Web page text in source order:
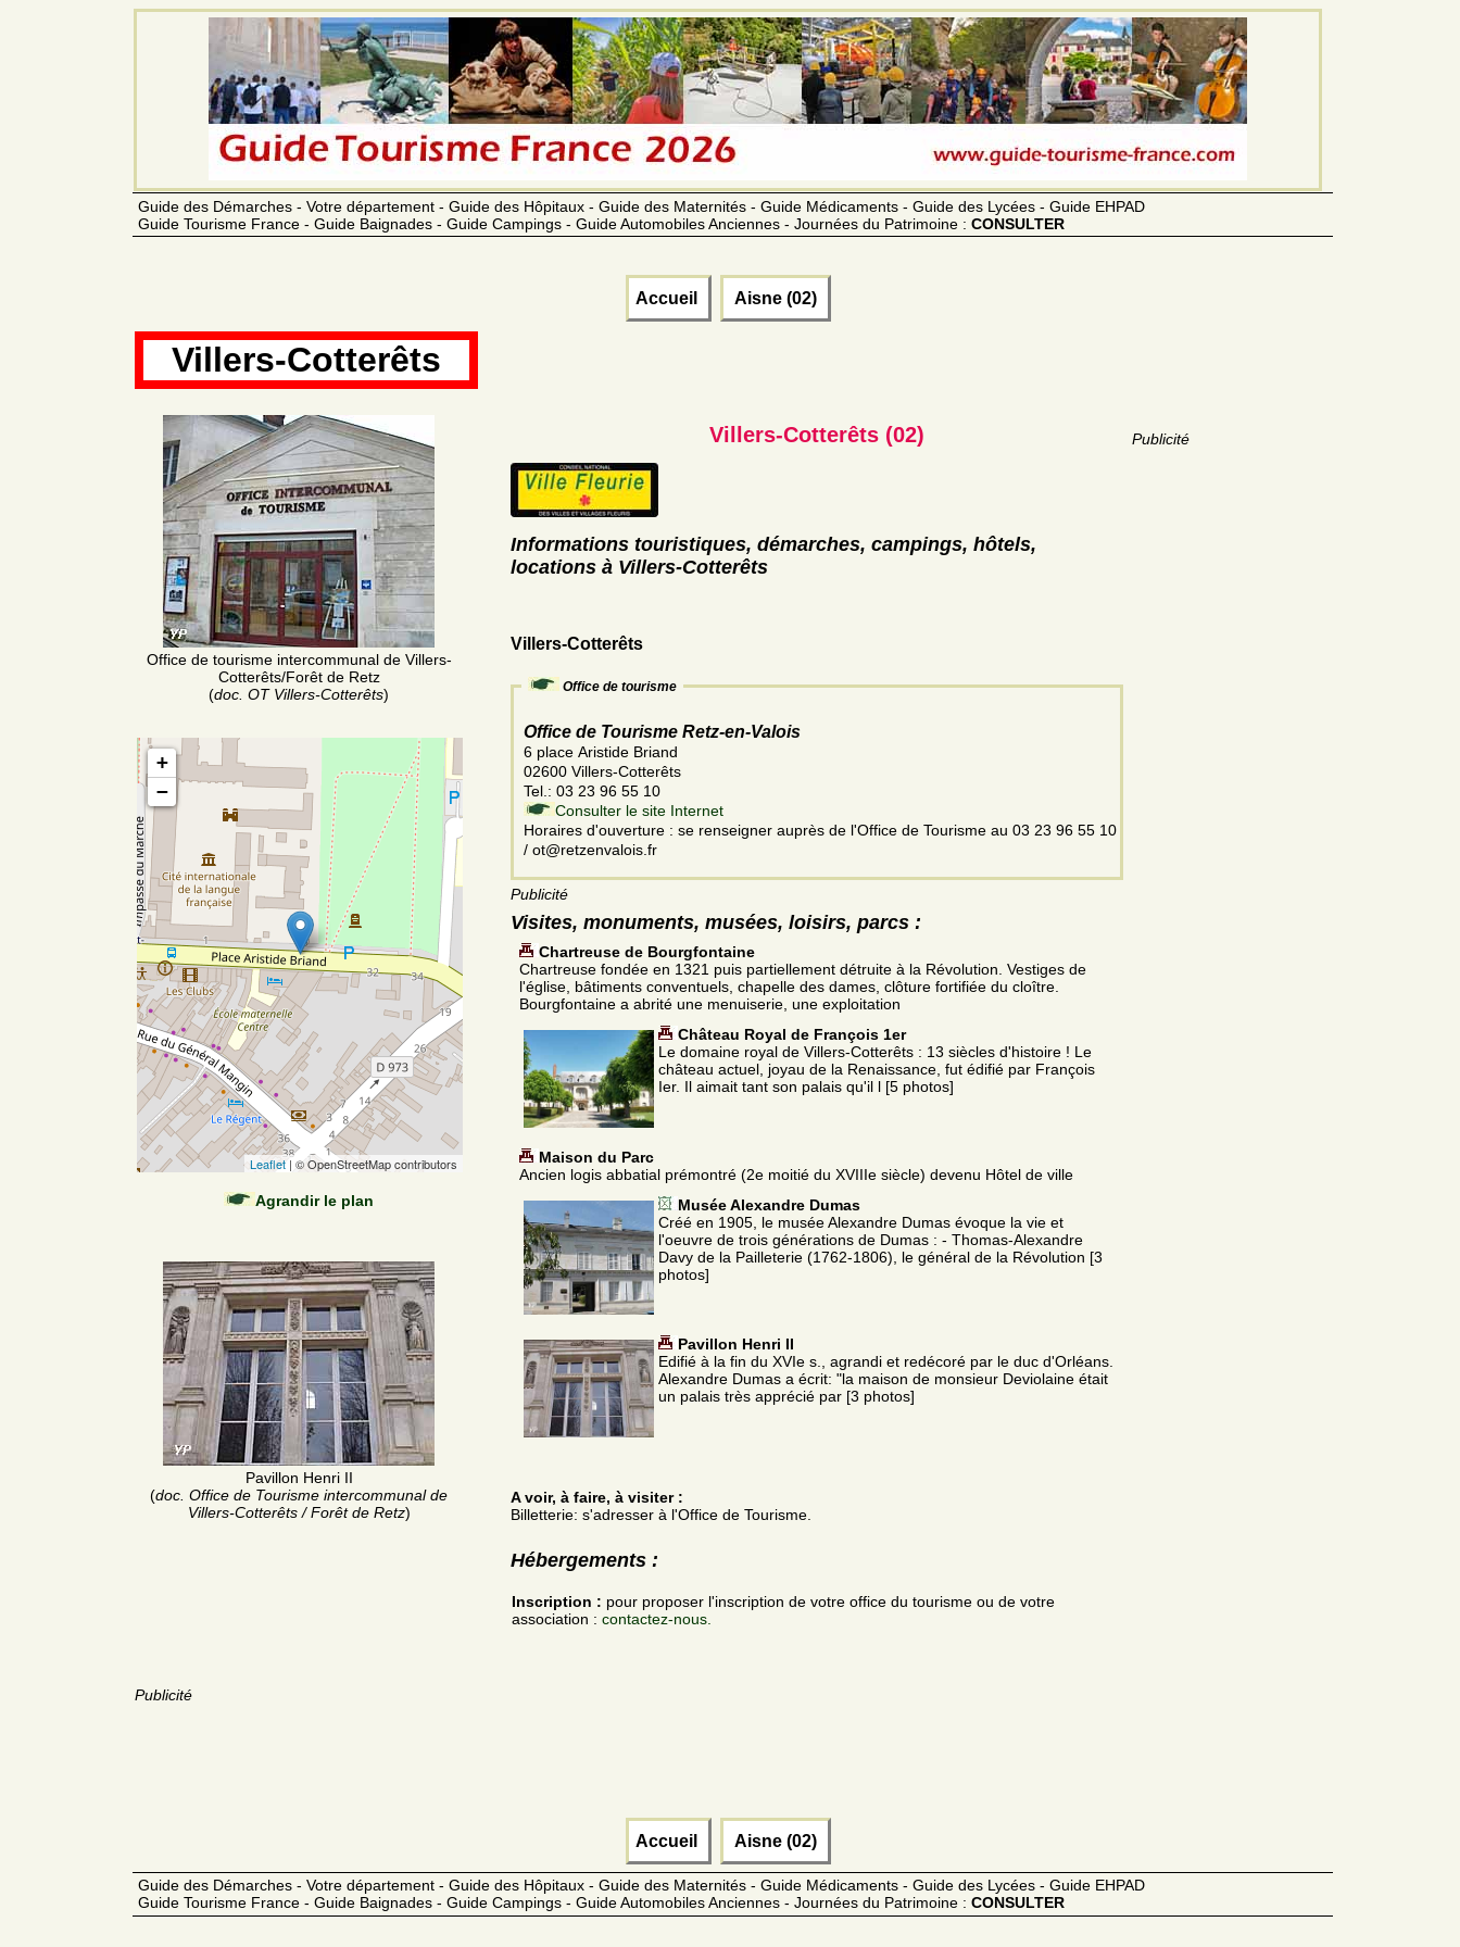
Guide des Démarches - Votre département - Guide des Hôpitaux - Guide des Maternités - Guide Médicaments - Guide des Lycées - Guide EHPAD
Guide Tourisme France - Guide Baignades - Guide Campings - Guide Automobiles Anciennes - Journées du Patrimoine : CONSULTER
Accueil Aisne (02)
Villers-Cotterêts
Office de tourisme intercommunal de Villers-
Cotterêts/Forêt de Retz
(doc. OT Villers-Cotterêts)
+
−
Leaflet | © OpenStreetMap contributors
Agrandir le plan
Pavillon Henri II
(doc. Office de Tourisme intercommunal de
Villers-Cotterêts / Forêt de Retz)
Publicité
Villers-Cotterêts (02)
Informations touristiques, démarches, campings, hôtels,
locations à Villers-Cotterêts
Villers-Cotterêts
Office de tourisme
Office de Tourisme Retz-en-Valois
6 place Aristide Briand
02600 Villers-Cotterêts
Tel.: 03 23 96 55 10
Consulter le site Internet
Horaires d'ouverture : se renseigner auprès de l'Office de Tourisme au 03 23 96 55 10
/ ot@retzenvalois.fr
Publicité
Visites, monuments, musées, loisirs, parcs :
Chartreuse de Bourgfontaine
Chartreuse fondée en 1321 puis partiellement détruite à la Révolution. Vestiges de
l'église, bâtiments conventuels, chapelle des dames, clôture fortifiée du cloître.
Bourgfontaine a abrité une menuiserie, une exploitation
Château Royal de François 1er
Le domaine royal de Villers-Cotterêts : 13 siècles d'histoire ! Le
château actuel, joyau de la Renaissance, fut édifié par François
Ier. Il aimait tant son palais qu'il l [5 photos]
Maison du Parc
Ancien logis abbatial prémontré (2e moitié du XVIIIe siècle) devenu Hôtel de ville
Musée Alexandre Dumas
Créé en 1905, le musée Alexandre Dumas évoque la vie et
l'oeuvre de trois générations de Dumas : - Thomas-Alexandre
Davy de la Pailleterie (1762-1806), le général de la Révolution [3
photos]
Pavillon Henri II
Edifié à la fin du XVIe s., agrandi et redécoré par le duc d'Orléans.
Alexandre Dumas a écrit: "la maison de monsieur Deviolaine était
un palais très apprécié par [3 photos]
A voir, à faire, à visiter :
Billetterie: s'adresser à l'Office de Tourisme.
Hébergements :
Inscription : pour proposer l'inscription de votre office du tourisme ou de votre
association : contactez-nous.
Publicité
Accueil Aisne (02)
Guide des Démarches - Votre département - Guide des Hôpitaux - Guide des Maternités - Guide Médicaments - Guide des Lycées - Guide EHPAD
Guide Tourisme France - Guide Baignades - Guide Campings - Guide Automobiles Anciennes - Journées du Patrimoine : CONSULTER